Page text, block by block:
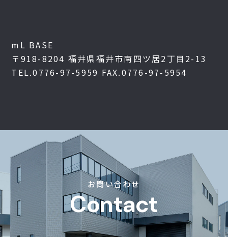
mL BASE
〒918-8204 福井県福井市南四ツ居2丁目2-13
TEL.0776-97-5959 FAX.0776-97-5954
お問い合わせ
Contact